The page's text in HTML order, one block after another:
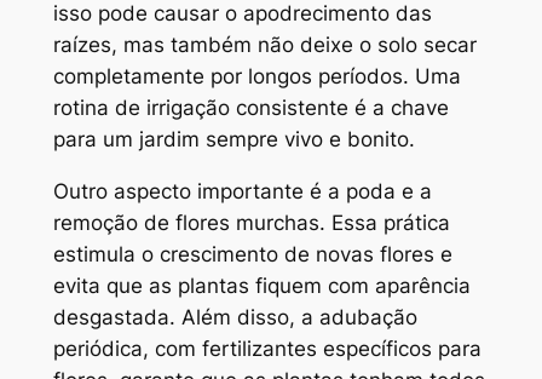
isso pode causar o apodrecimento das
raízes, mas também não deixe o solo secar
completamente por longos períodos. Uma
rotina de irrigação consistente é a chave
para um jardim sempre vivo e bonito.
Outro aspecto importante é a poda e a
remoção de flores murchas. Essa prática
estimula o crescimento de novas flores e
evita que as plantas fiquem com aparência
desgastada. Além disso, a adubação
periódica, com fertilizantes específicos para